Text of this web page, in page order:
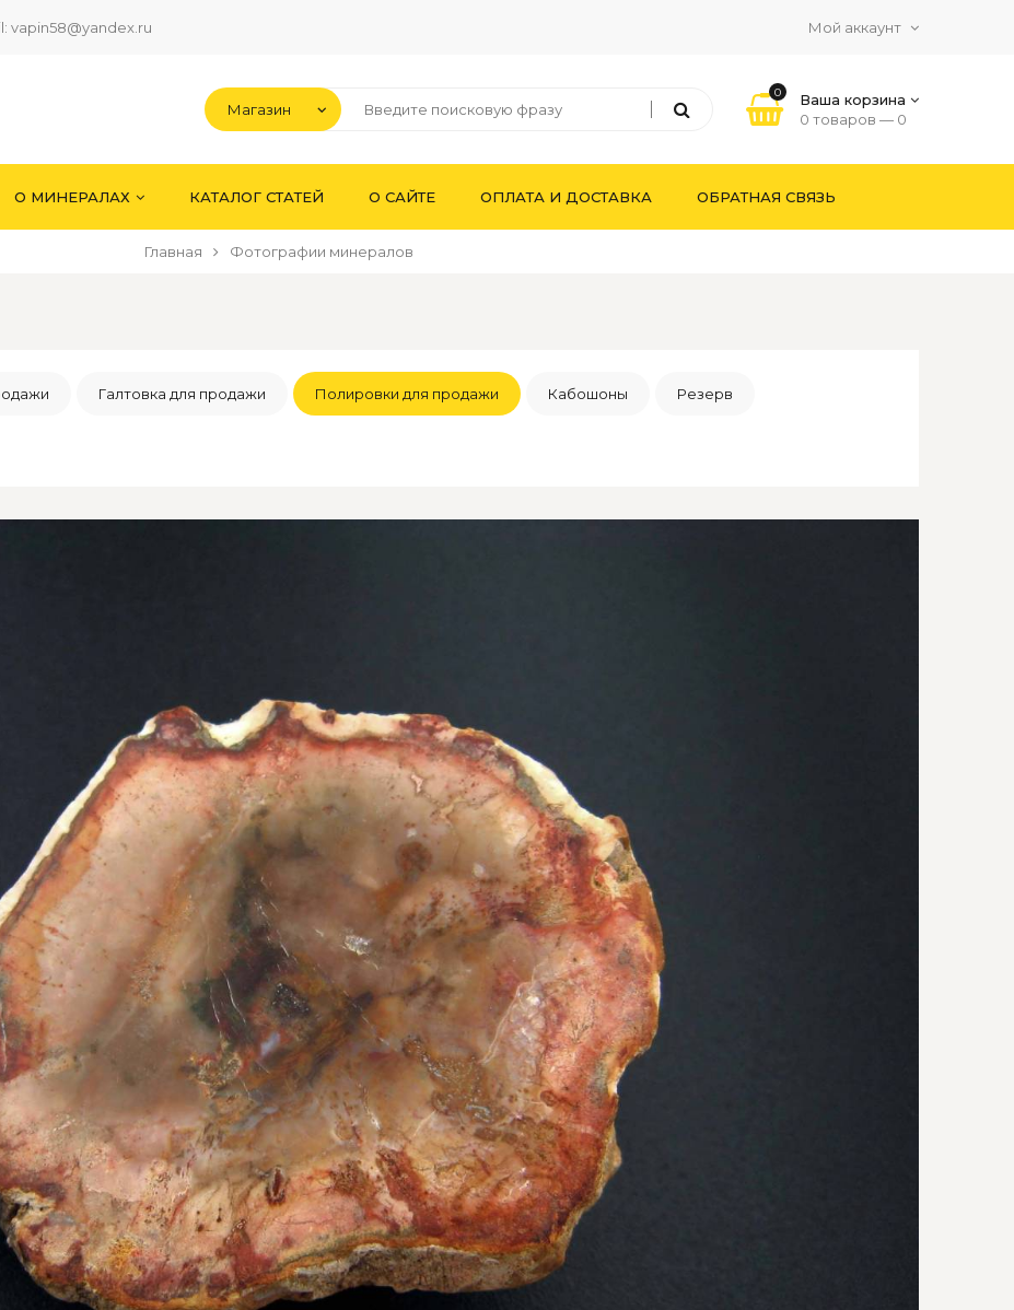
vapin58@yandex.ru Мой аккаунт
0
Ваша корзина
0 товаров — 0
О МИНЕРАЛАХ КАТАЛОГ СТАТЕЙ О САЙТЕ ОПЛАТА И ДОСТАВКА ОБРАТНАЯ СВЯЗЬ
Главная Фотографии минералов
Галтовка для продажи Полировки для продажи Кабошоны Резерв